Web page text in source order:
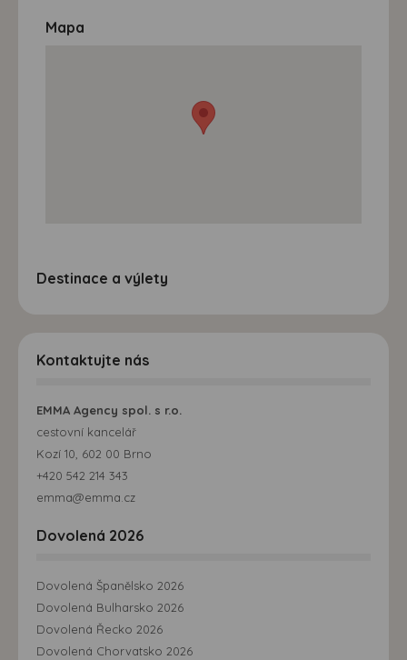
Mapa
Destinace a výlety
Kontaktujte nás
EMMA Agency spol. s r.o.
cestovní kancelář
Kozí 10, 602 00 Brno
+420 542 214 343
emma@emma.cz
Dovolená 2026
Dovolená Španělsko 2026
Dovolená Bulharsko 2026
Dovolená Řecko 2026
Dovolená Chorvatsko 2026